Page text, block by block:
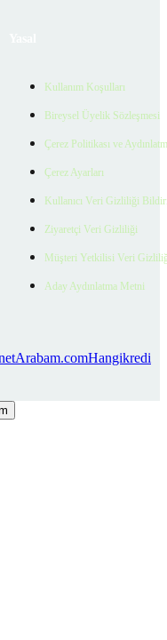
Kullanım Koşulları
Bireysel Üyelik Sözleşmesi
Çerez Politikası ve
Çerez Ayarları
Kullanıcı Veri Gizliliği
Ziyaretçi Veri Gizliliği
Müşteri Yetkilisi Veri
Aday Aydınlatma Metni
Arabam.comHangikredi